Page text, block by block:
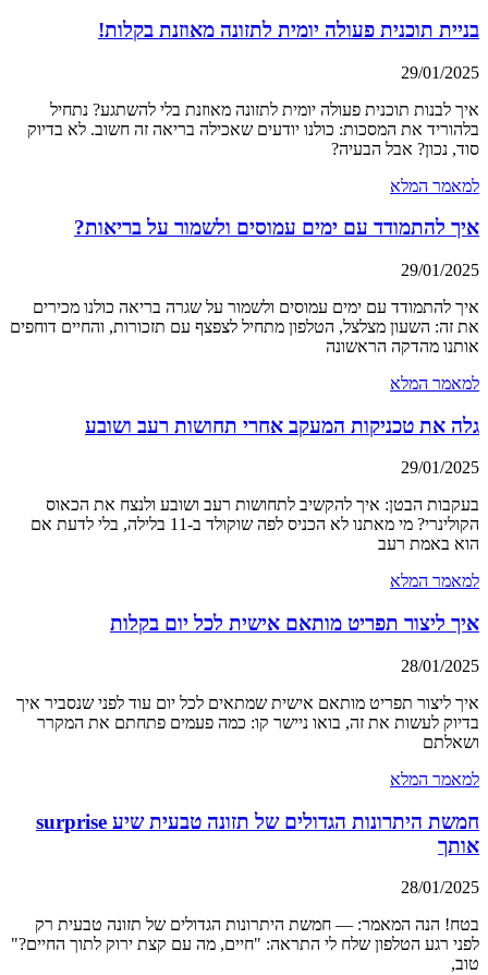
בניית תוכנית פעולה יומית לתזונה מאוזנת בקלות!
29/01/2025
איך לבנות תוכנית פעולה יומית לתזונה מאוזנת בלי להשתגע? נתחיל
בלהוריד את המסכות: כולנו יודעים שאכילה בריאה זה חשוב. לא בדיוק
סוד, נכון? אבל הבעיה?
למאמר המלא
איך להתמודד עם ימים עמוסים ולשמור על בריאות?
29/01/2025
איך להתמודד עם ימים עמוסים ולשמור על שגרה בריאה כולנו מכירים
את זה: השעון מצלצל, הטלפון מתחיל לצפצף עם תזכורות, והחיים דוחפים
אותנו מהדקה הראשונה
למאמר המלא
גלה את טכניקות המעקב אחרי תחושות רעב ושובע
29/01/2025
בעקבות הבטן: איך להקשיב לתחושות רעב ושובע ולנצח את הכאוס
הקולינרי? מי מאתנו לא הכניס לפה שוקולד ב-11 בלילה, בלי לדעת אם
הוא באמת רעב
למאמר המלא
איך ליצור תפריט מותאם אישית לכל יום בקלות
28/01/2025
איך ליצור תפריט מותאם אישית שמתאים לכל יום עוד לפני שנסביר איך
בדיוק לעשות את זה, בואו ניישר קו: כמה פעמים פתחתם את המקרר
ושאלתם
למאמר המלא
חמשת היתרונות הגדולים של תזונה טבעית שיע surprise
אותך
28/01/2025
בטח! הנה המאמר: — חמשת היתרונות הגדולים של תזונה טבעית רק
לפני רגע הטלפון שלח לי התראה: "חיים, מה עם קצת ירוק לתוך החיים?"
טוב,